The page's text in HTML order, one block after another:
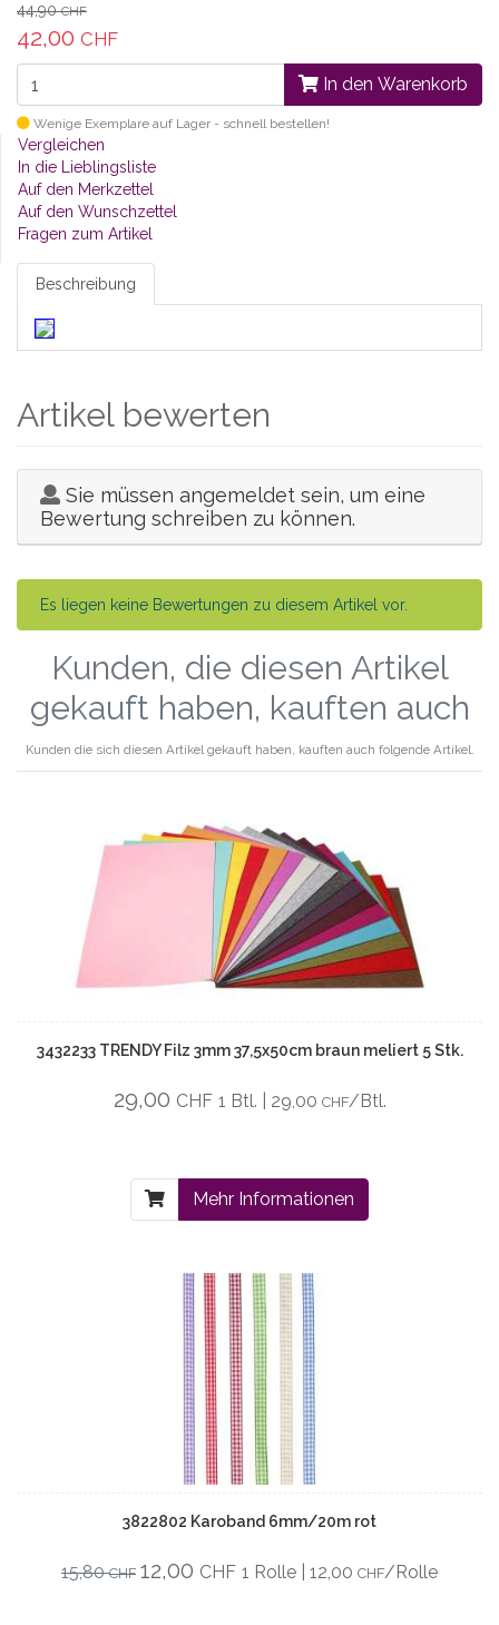
44,90CHF
42,00 CHF
In den Warenkorb
Wenige Exemplare auf Lager - schnell bestellen!
Vergleichen
In die Lieblingsliste
Auf den Merkzettel
Auf den Wunschzettel
Fragen zum Artikel
Beschreibung
Artikel bewerten
Sie müssen angemeldet sein, um eine
Bewertung schreiben zu können.
Es liegen keine Bewertungen zu diesem Artikel vor.
Kunden, die diesen Artikel
gekauft haben, kauften auch
Kunden die sich diesen Artikel gekauft haben, kauften auch folgende Artikel.
3432233 TRENDY Filz 3mm 37,5x50cm braun meliert 5 Stk.
29,00 CHF 1 Btl. | 29,00 CHF/Btl.
Mehr Informationen
3822802 Karoband 6mm/20m rot
15,80CHF 12,00 CHF 1 Rolle | 12,00 CHF/Rolle